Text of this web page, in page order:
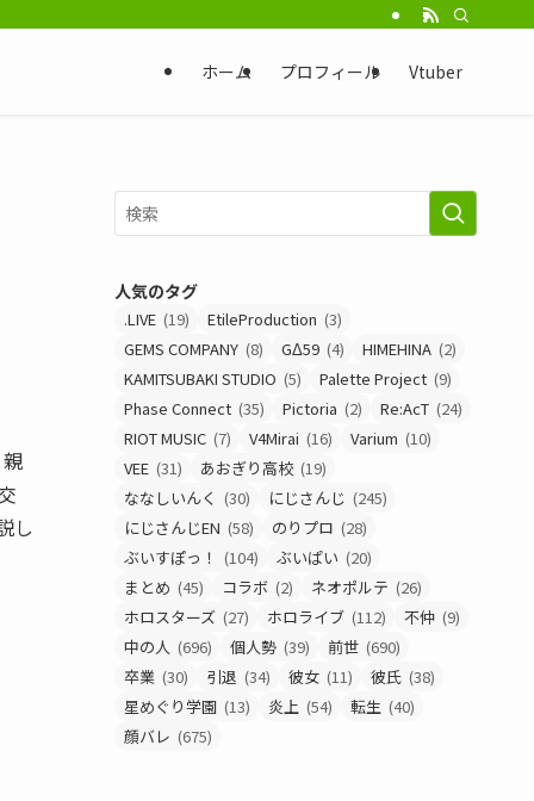
ホーム プロフィール Vtuber
し
人気のタグ
.LIVE (19) EtileProduction (3)
GEMS COMPANY (8) GΔ59 (4) HIMEHINA (2)
KAMITSUBAKI STUDIO (5) Palette Project (9)
Phase Connect (35) Pictoria (2) Re:AcT (24)
RIOT MUSIC (7) V4Mirai (16) Varium (10)
VEE (31) あおぎり高校 (19)
ななしいんく (30) にじさんじ (245)
にじさんじEN (58) のりプロ (28)
ぶいすぽっ！
(104) ぶいぱい (20)
まとめ (45) コラボ (2) ネオポルテ (26)
ホロスターズ (27) ホロライブ (112) 不仲 (9)
中の人 (696) 個人勢 (39) 前世 (690)
卒業 (30) 引退 (34) 彼女 (11) 彼氏 (38)
星めぐり学園 (13) 炎上 (54) 転生 (40)
顔バレ (675)